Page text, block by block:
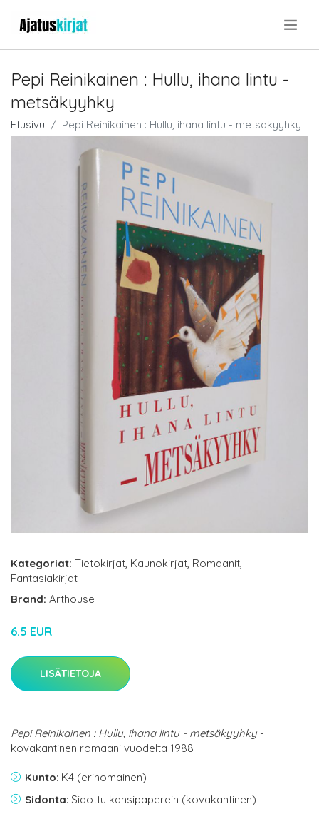
Pepi Reinikainen : Hullu, ihana lintu -
metsäkyyhky
Etusivu Pepi Reinikainen : Hullu, ihana lintu - metsäkyyhky
Kategoriat: Tietokirjat, Kaunokirjat, Romaanit,
Fantasiakirjat
Brand: Arthouse
6.5 EUR
LISÄTIETOJA
Pepi Reinikainen : Hullu, ihana lintu - metsäkyyhky -
kovakantinen romaani vuodelta 1988
Kunto: K4 (erinomainen)
Sidonta: Sidottu kansipaperein (kovakantinen)